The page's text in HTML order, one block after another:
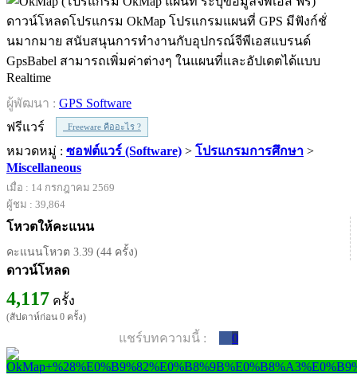
ดาวน์โหลดโปรแกรม OkMap โปรแกรมแผนที่ GPS มีฟังก์ชั่
นมากมาย สนับสนุนการทำงานกับอุปกรณ์จีพีเอสแบรนด์
GpsBabel สามารถเพิ่มค่าต่างๆ ในแผนที่และอัปเดตได้แบบ
Realtime
ผู้พัฒนา : GPS Software
ฟรีแวร์
Freeware คืออะไร ?
หมวดหมู่ : ซอฟต์แวร์ (Software) > โปรแกรมการศึกษา >
Miscellaneous
เมื่อ : 14 กรกฎาคม 2569
ผู้ชม : 39,864
โหวตให้คะแนน
คะแนนโหวต 3.39 (44 ครั้ง)
ดาวน์โหลด
4,117 ครั้ง
(สัปดาห์ก่อน 0 ครั้ง)
แชร์บทความนี้ : 0